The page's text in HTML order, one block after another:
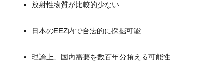
放射性物質が比較的少ない
日本のEEZ内で合法的に採掘可能
理論上、国内需要を数百年分賄える可能性